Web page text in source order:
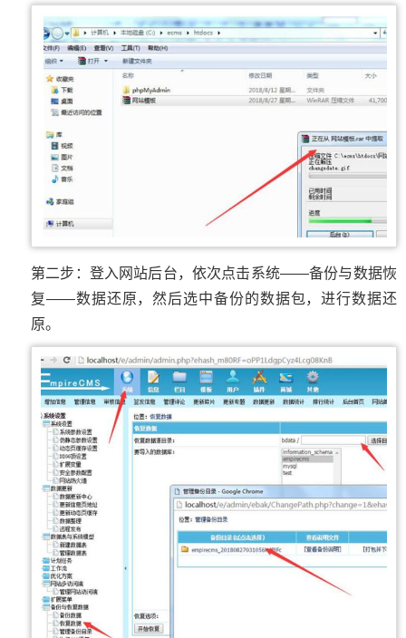
第二步：登入网站后台，依次点击系统——备份与数据恢
复——数据还原，然后选中备份的数据包，进行数据还
原。